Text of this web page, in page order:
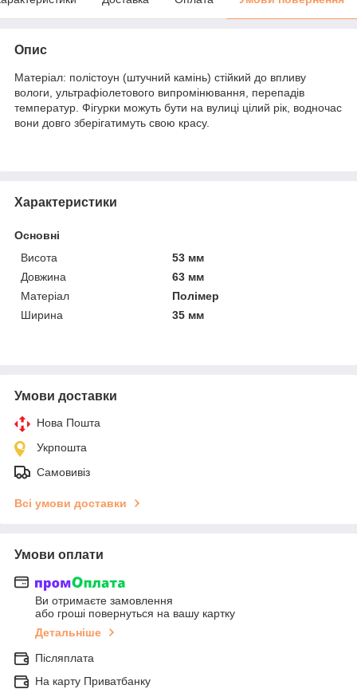
Опис
Матеріал: полістоун (штучний камінь) стійкий до впливу
вологи, ультрафіолетового випромінювання, перепадів
температур. Фігурки можуть бути на вулиці цілий рік, водночас
вони довго зберігатимуть свою красу.
Характеристики
Основні
Висота
53 мм
Довжина
63 мм
Матеріал
Полімер
Ширина
35 мм
Умови доставки
Нова Пошта
Укрпошта
Самовивіз
Всі умови доставки
Умови оплати
Ви отримаєте замовлення
або гроші повернуться на вашу картку
Детальніше
Післяплата
На карту Приватбанку